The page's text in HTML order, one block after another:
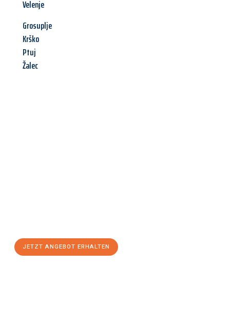
Velenje
Grosuplje
Krško
Ptuj
Žalec
JETZT ANGEBOT ERHALTEN